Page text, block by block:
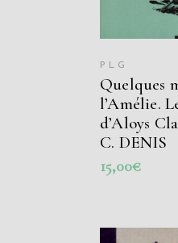
PLG
Quelques
l’Amélie.
d’Aloys
C. DENIS
15,00€